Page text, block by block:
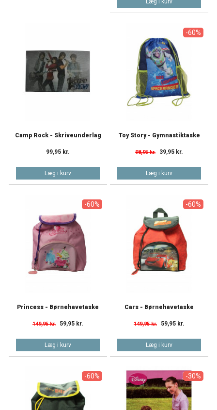
Læg i kurv
Camp Rock - Skriveunderlag
99,95 kr.
Læg i kurv
-60%
Toy Story - Gymnastiktaske
98,95 kr. 39,95 kr.
Læg i kurv
-60%
Princess - Børnehavetaske
149,95 kr. 59,95 kr.
Læg i kurv
-60%
Cars - Børnehavetaske
149,95 kr. 59,95 kr.
Læg i kurv
-60% -30%